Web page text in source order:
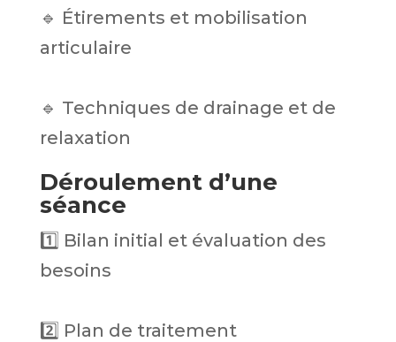
🔹 Étirements et mobilisation
articulaire
🔹 Techniques de drainage et de
relaxation
Déroulement d’une
séance
1️⃣ Bilan initial et évaluation des
besoins
2️⃣ Plan de traitement